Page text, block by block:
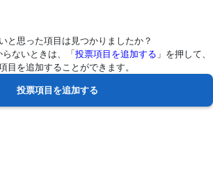
と思った項目は見つかりましたか？
ないときは、「 投票項目を追加する 」を押して、
目を追加することができます。